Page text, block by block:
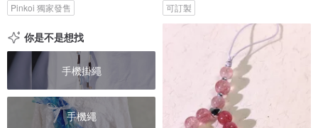
Pinkoi 獨家發售 可訂製
你是不是想找
手機掛繩
手機繩